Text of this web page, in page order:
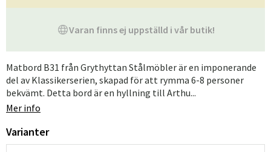
Varan finns ej uppställd i vår butik!
Matbord B31 från Grythyttan Stålmöbler är en imponerande
del av Klassikerserien, skapad för att rymma 6-8 personer
bekvämt. Detta bord är en hyllning till Arthu...
Mer info
Varianter